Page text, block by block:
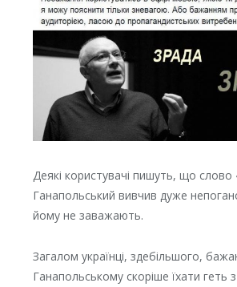
Деякі користувачі пишуть, що слово
Ганапольський вивчив дуже
йому не заважають.
Загалом українці, здебільшого,
Ганапольському скоріше їхати геть